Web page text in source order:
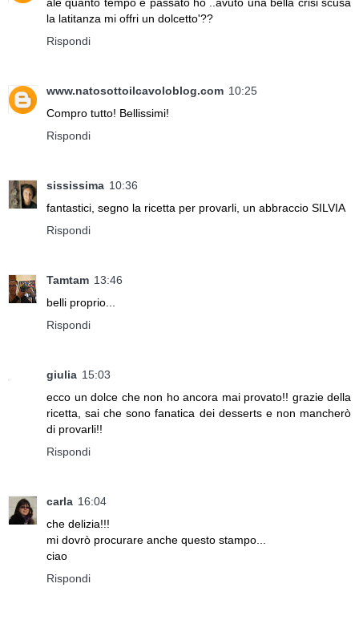
la latitanza mi offri un dolcetto'??
Rispondi
www.natosottoilcavoloblog.com 10:25
Compro tutto! Bellissimi!
Rispondi
sississima 10:36
fantastici, segno la ricetta per provarli, un abbraccio SILVIA
Rispondi
Tamtam 13:46
belli proprio...
Rispondi
giulia 15:03
ecco un dolce che non ho ancora mai provato!! grazie della
ricetta, sai che sono fanatica dei desserts e non mancherò
di provarli!!
Rispondi
carla 16:04
che delizia!!!
mi dovrò procurare anche questo stampo...
ciao
Rispondi